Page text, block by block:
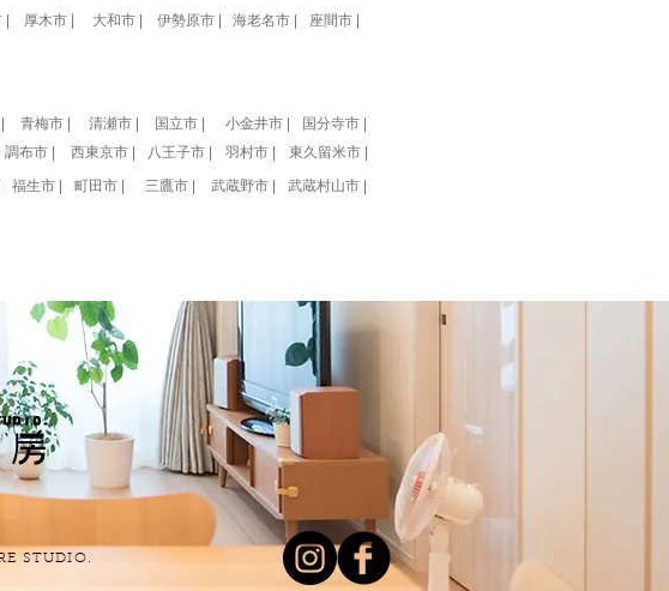
厚木市 | 大和市 | 伊勢原市 | 海老名市 | 座間市 |
青梅市 | 小金井市 | 国分寺市 |
清瀬市 |
国立市 |
羽村市 |
八王子市 |
西東京市 |
調布市 |
東久留米市 |
福生市 | 三鷹市 |
町田市 | 武蔵野市 | 武蔵村山市 |
STUDIO.